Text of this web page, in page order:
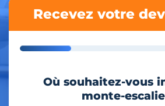
Recevez votre
Où souhaitez-vous
monte-